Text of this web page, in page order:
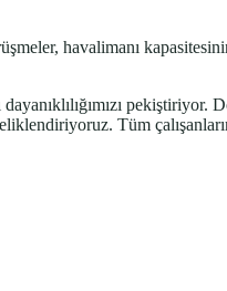
havalimanı
Tüm